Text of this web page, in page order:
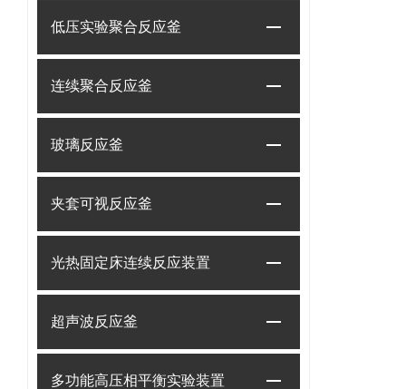
低压实验聚合反应釜
连续聚合反应釜
玻璃反应釜
夹套可视反应釜
光热固定床连续反应装置
超声波反应釜
多功能高压相平衡实验装置